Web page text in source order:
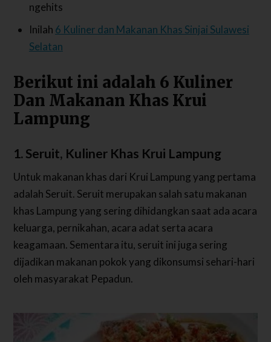
ngehits
Inilah 6 Kuliner dan Makanan Khas Sinjai Sulawesi
Selatan
Berikut ini adalah 6 Kuliner
Dan Makanan Khas Krui
Lampung
1. Seruit, Kuliner Khas Krui Lampung
Untuk makanan khas dari Krui Lampung yang pertama
adalah Seruit. Seruit merupakan salah satu makanan
khas Lampung yang sering dihidangkan saat ada acara
keluarga, pernikahan, acara adat serta acara
keagamaan. Sementara itu, seruit ini juga sering
dijadikan makanan pokok yang dikonsumsi sehari-hari
oleh masyarakat Pepadun.